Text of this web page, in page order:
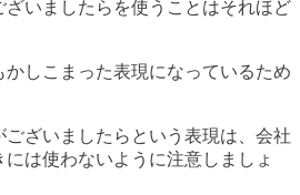
いましたらを使うことはそれほど
かしこまった表現になっているため
ざいましたらという表現は、会社
は使わないように注意しましょ